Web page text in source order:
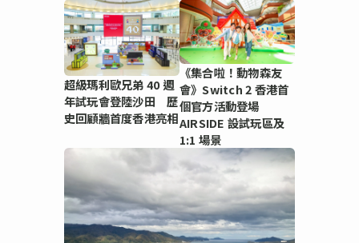
超級瑪利歐兄弟 40 週
年試玩會登陸沙田 歷
史回顧牆首度香港亮相
《集合啦！動物森友
會》Switch 2 香港首
個官方活動登場
AIRSIDE 設試玩區及
1:1 場景